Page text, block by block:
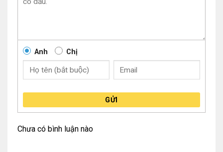
Anh Chị
GỬI
Chưa có bình luận nào